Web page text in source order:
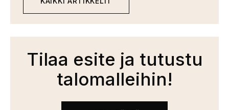
Tilaa esite ja tutustu
talomalleihin!